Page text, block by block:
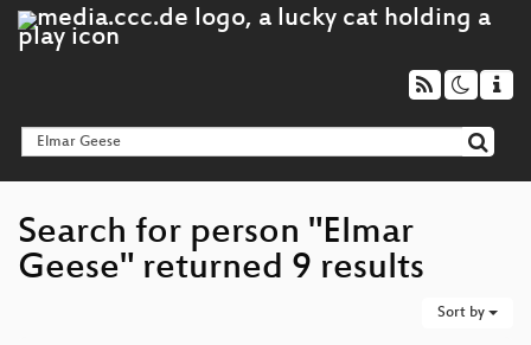
Search for person "Elmar
Geese" returned 9 results
Sort by